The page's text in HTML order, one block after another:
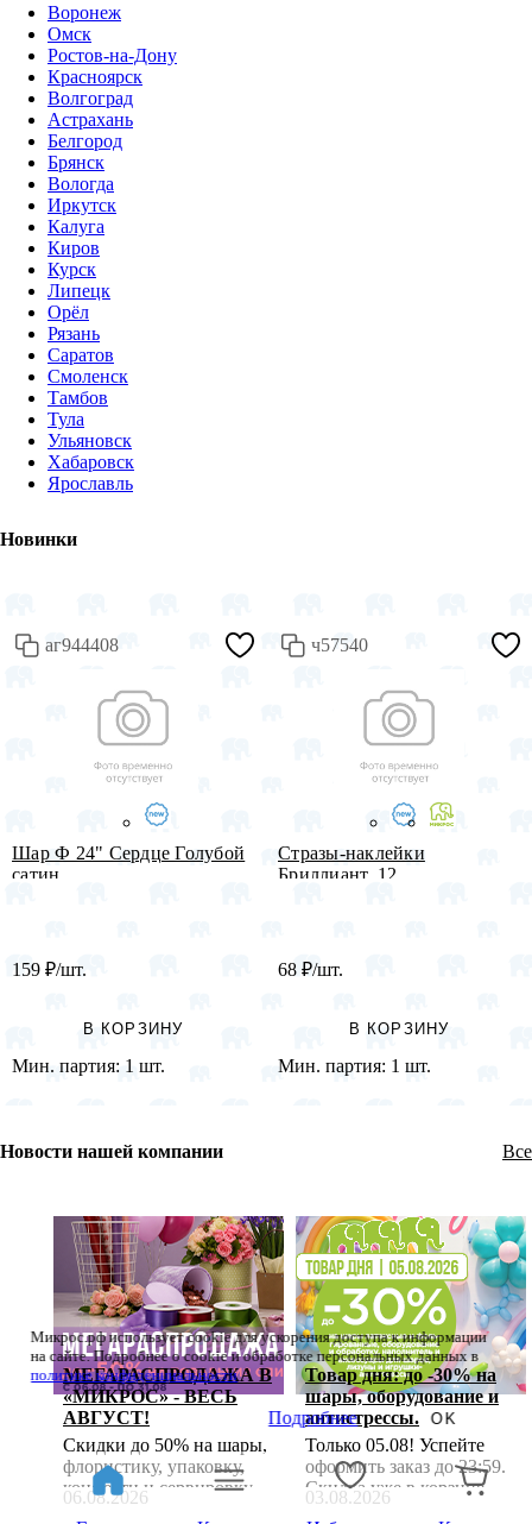
Воронеж
Омск
Ростов-на-Дону
Красноярск
Волгоград
Астрахань
Белгород
Брянск
Вологда
Иркутск
Калуга
Киров
Курск
Липецк
Орёл
Рязань
Саратов
Смоленск
Тамбов
Тула
Ульяновск
Хабаровск
Ярославль
Новинки
аг944408
Шар Ф 24" Сердце Голубой
сатин...
159 ₽/шт.
В КОРЗИНУ
Мин. партия: 1 шт.
ч57540
Стразы-наклейки
Бриллиант, 12...
68 ₽/шт.
В КОРЗИНУ
Мин. партия: 1 шт.
Новости нашей компании Все
МЕГАРАСПРОДАЖА В
«МИКРОС» - ВЕСЬ
АВГУСТ!
Скидки до 50% на шары,
флористику, упаковку,
конфетти и сервировку —
без минимальной суммы
06.08.2026
Товар дня: до -30% на
шары, оборудование и
антистрессы.
Только 05.08! Успейте
оформить заказ до 23:59.
Скидка уже в корзине
03.08.2026
Микрос.рф использует cookie для ускорения доступа к информации
на сайте. Подробнее о cookie и обработке персональных данных в
политике конфиденциальности
Подробнее OK